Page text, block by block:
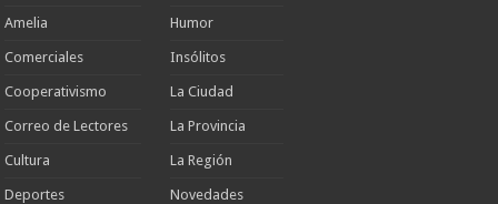
Amelia
Comerciales
Cooperativismo
Correo de Lectores
Cultura
Deportes
Humor
Insólitos
La Ciudad
La Provincia
La Región
Novedades